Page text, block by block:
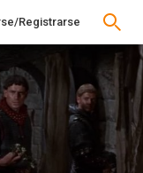
Registrarse